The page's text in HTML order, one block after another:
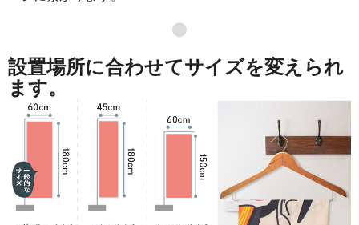
50 868 43400
●
設置場所に合わせてサイズを変えられ
ます。